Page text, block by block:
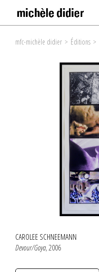
mfc-michèle didier > Éditions >
CAROLEE SCHNEEMANN
Devour/Goya, 2006